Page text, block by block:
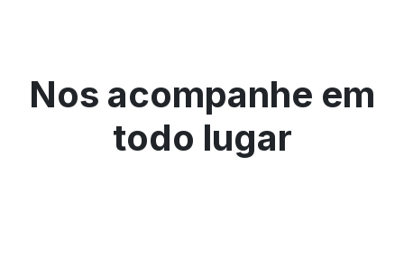
Nos acompanhe em
todo lugar